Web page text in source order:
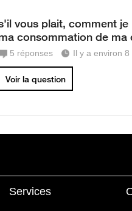
vous plait, comment je
consommation de ma
5 réponses Il y a environ 8
Voir la question
Services